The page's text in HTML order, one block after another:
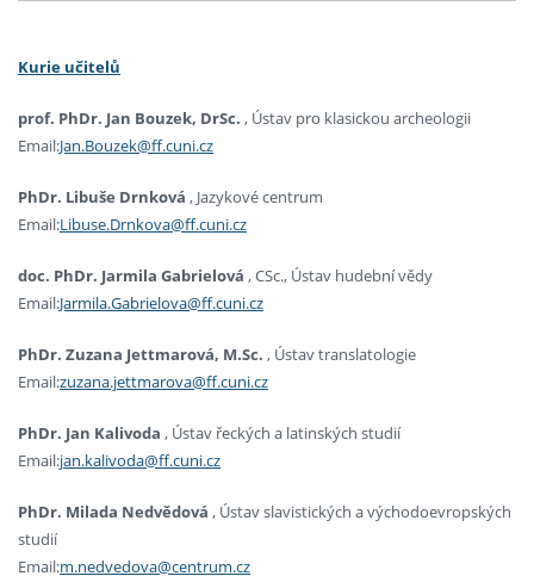
Kurie učitelů
prof. PhDr. Jan Bouzek, DrSc. , Ústav pro klasickou archeologii
Email:Jan.Bouzek@ff.cuni.cz
PhDr. Libuše Drnková , Jazykové centrum
Email:Libuse.Drnkova@ff.cuni.cz
doc. PhDr. Jarmila Gabrielová , CSc., Ústav hudební vědy
Email:Jarmila.Gabrielova@ff.cuni.cz
PhDr. Zuzana Jettmarová, M.Sc. , Ústav translatologie
Email:zuzana.jettmarova@ff.cuni.cz
PhDr. Jan Kalivoda , Ústav řeckých a latinských studií
Email:jan.kalivoda@ff.cuni.cz
PhDr. Milada Nedvědová , Ústav slavistických a východoevropských
studií
Email:m.nedvedova@centrum.cz